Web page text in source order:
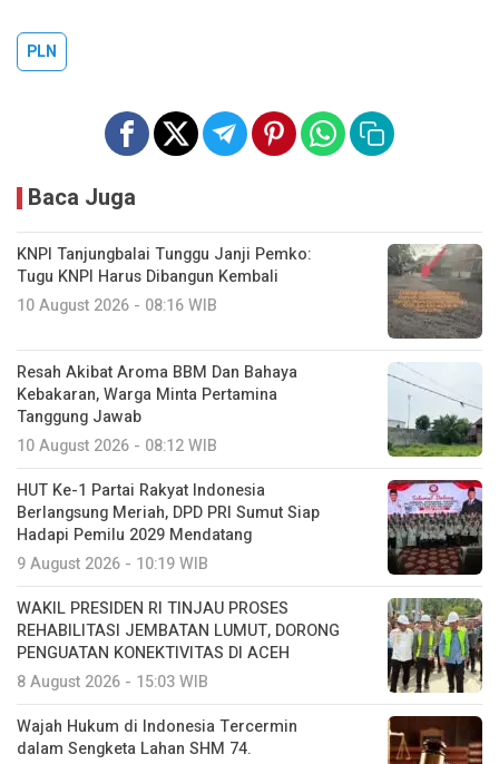
PLN
Baca Juga
KNPI Tanjungbalai Tunggu Janji Pemko:
Tugu KNPI Harus Dibangun Kembali
10 August 2026 - 08:16 WIB
Resah Akibat Aroma BBM Dan Bahaya
Kebakaran, Warga Minta Pertamina
Tanggung Jawab
10 August 2026 - 08:12 WIB
HUT Ke-1 Partai Rakyat Indonesia
Berlangsung Meriah, DPD PRI Sumut Siap
Hadapi Pemilu 2029 Mendatang
9 August 2026 - 10:19 WIB
WAKIL PRESIDEN RI TINJAU PROSES
REHABILITASI JEMBATAN LUMUT, DORONG
PENGUATAN KONEKTIVITAS DI ACEH
8 August 2026 - 15:03 WIB
Wajah Hukum di Indonesia Tercermin
dalam Sengketa Lahan SHM 74.